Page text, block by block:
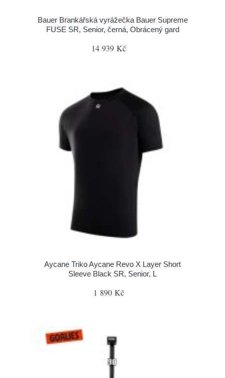
Bauer Brankářská vyrážečka Bauer Supreme
FUSE SR, Senior, černá, Obrácený gard
14 939 Kč
Aycane Triko Aycane Revo X Layer Short
Sleeve Black SR, Senior, L
1 890 Kč